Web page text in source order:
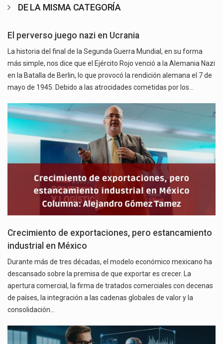
DE LA MISMA CATEGORÍA
El perverso juego nazi en Ucrania
La historia del final de la Segunda Guerra Mundial, en su forma
más simple, nos dice que el Ejército Rojo venció a la Alemania Nazi
en la Batalla de Berlin, lo que provocó la rendición alemana el 7 de
mayo de 1945. Debido a las atrocidades cometidas por los…
Crecimiento de exportaciones, pero estancamiento
industrial en México
Durante más de tres décadas, el modelo económico mexicano ha
descansado sobre la premisa de que exportar es crecer. La
apertura comercial, la firma de tratados comerciales con decenas
de países, la integración a las cadenas globales de valor y la
consolidación…